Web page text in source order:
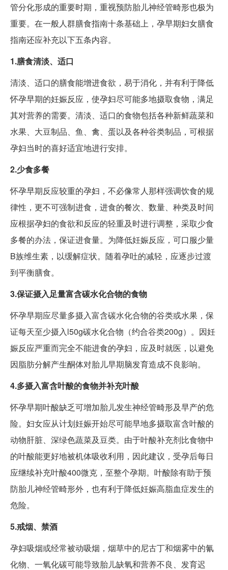
管分化形成的重要时期，重视预防胎儿神经管畸形也极为
重要。在一般人群膳食指南十条基础上，孕早期妇女膳食
指南还应补充以下五条内容。
1.膳食清淡、适口
清淡、适口的膳食能增进食欲，易于消化，并有利于降低
怀孕早期的妊娠反应，使孕妇尽可能多地摄取食物，满足
其对营养的需要。清淡、适口的食物包括各种新鲜蔬菜和
水果、大豆制品、鱼、禽、蛋以及各种谷类制品，可根据
孕妇当时的喜好适宜地进行安排。
2.少食多餐
怀孕早期反应较重的孕妇，不必像常人那样强调饮食的规
律性，更不可强制进食，进食的餐次、数量、种类及时间
应根据孕妇的食欲和反应的轻重及时进行调整，采取少食
多餐的办法，保证进食量。为降低妊娠反应，可口服少量
B族维生素，以缓解症状。随着孕吐的减轻，应逐步过渡
到平衡膳食。
3.保证摄入足量富含碳水化合物的食物
怀孕早期应尽量多摄入富含碳水化合物的谷类或水果，保
证每天至少摄入l50g碳水化合物（约合谷类200g）。因妊
娠反应严重而完全不能进食的孕妇，应及时就医，以避免
因脂肪分解产生酮体对胎儿早期脑发育造成不良影响。
4.多摄入富含叶酸的食物并补充叶酸
怀孕早期叶酸缺乏可增加胎儿发生神经管畸形及早产的危
险。妇女应从计划妊娠开始尽可能早地多摄取富含叶酸的
动物肝脏、深绿色蔬菜及豆类。由于叶酸补充剂比食物中
的叶酸能更好地被机体吸收利用，因此建议，受孕后每日
应继续补充叶酸400微克，至整个孕期。叶酸除有助于预
防胎儿神经管畸形外，也有利于降低妊娠高脂血症发生的
危险。
5.戒烟、禁酒
孕妇吸烟或经常被动吸烟，烟草中的尼古丁和烟雾中的氰
化物、一氧化碳可能导致胎儿缺氧和营养不良、发育迟